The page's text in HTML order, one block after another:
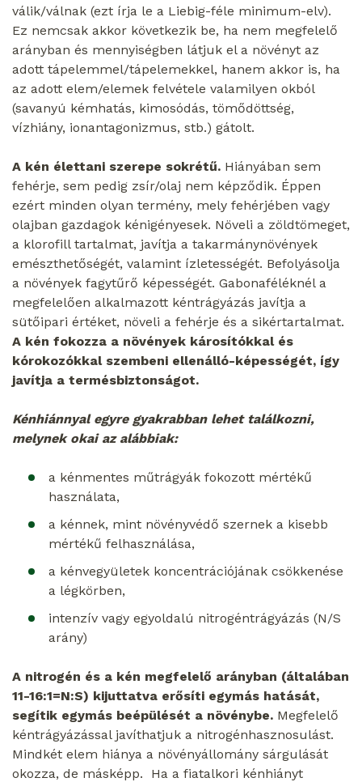
válik/válnak (ezt írja le a Liebig-féle minimum-elv).
Ez nemcsak akkor következik be, ha nem megfelelő
arányban és mennyiségben látjuk el a növényt az
adott tápelemmel/tápelemekkel, hanem akkor is, ha
az adott elem/elemek felvétele valamilyen okból
(savanyú kémhatás, kimosódás, tömődöttség,
vízhiány, ionantagonizmus, stb.) gátolt.
A kén élettani szerepe sokrétű. Hiányában sem
fehérje, sem pedig zsír/olaj nem képződik. Éppen
ezért minden olyan termény, mely fehérjében vagy
olajban gazdagok kénigényesek. Növeli a zöldtömeget,
a klorofill tartalmat, javítja a takarmánynövények
emészthetőségét, valamint ízletességét. Befolyásolja
a növények fagytűrő képességét. Gabonaféléknél a
megfelelően alkalmazott kéntrágyázás javítja a
sütőipari értéket, növeli a fehérje és a sikértartalmat.
A kén fokozza a növények károsítókkal és
kórokozókkal szembeni ellenálló-képességét, így
javítja a termésbiztonságot.
Kénhiánnyal egyre gyakrabban lehet találkozni,
melynek okai az alábbiak:
a kénmentes műtrágyák fokozott mértékű
használata,
a kénnek, mint növényvédő szernek a kisebb
mértékű felhasználása,
a kénvegyületek koncentrációjának csökkenése
a légkörben,
intenzív vagy egyoldalú nitrogéntrágyázás (N/S
arány)
A nitrogén és a kén megfelelő arányban (általában
11-16:1=N:S) kijuttatva erősíti egymás hatását,
segítik egymás beépülését a növénybe. Megfelelő
kéntrágyázással javíthatjuk a nitrogénhasznosulást.
Mindkét elem hiánya a növényállomány sárgulását
okozza, de másképp. Ha a fiatalkori kénhiányt